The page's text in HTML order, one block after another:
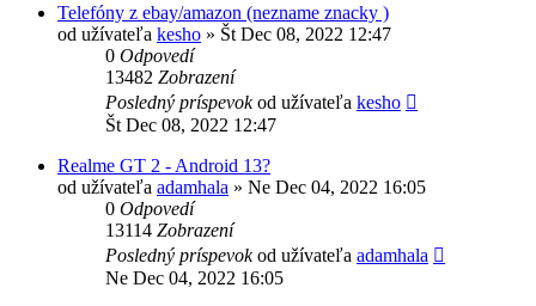
Telefóny z ebay/amazon (nezname znacky )
od užívateľa kesho » Št Dec 08, 2022 12:47
0 Odpovedí
13482 Zobrazení
Posledný príspevokod užívateľa kesho
Št Dec 08, 2022 12:47
Realme GT 2 - Android 13?
od užívateľa adamhala » Ne Dec 04, 2022 16:05
0 Odpovedí
13114 Zobrazení
Posledný príspevokod užívateľa adamhala
Ne Dec 04, 2022 16:05